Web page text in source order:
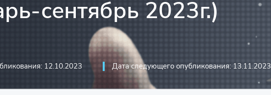
коммуникационные технологии и
сентябрь 2023г.)
12.10.2023 Дата следующего опубликования: 13.11.2023